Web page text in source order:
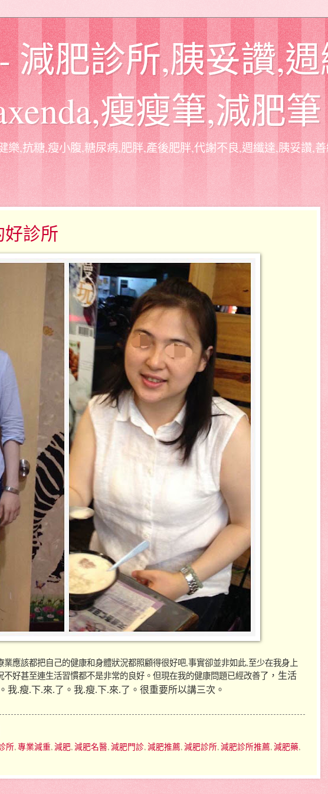
減肥診所,胰妥讚,
瘦瘦筆,減肥筆
樂,抗糖,瘦小腹,糖尿病,肥胖,產後肥胖,代謝不良,週纖達,胰妥讚,
診所
應該都把自己的健康和身體狀況都照顧得很好吧,事實卻並非如此,至少在我身上
好甚至連生活習慣都不是非常的良好 。但現在我的健康問題已經改善了 ，生活
。 我.瘦.下.來.了 。 我.瘦.下.來.了 。很重要所以講三次 。
所, 專業減重, 減肥, 減肥名醫, 減肥門診, 減肥推薦, 減肥診所, 減肥診所推薦, 減肥藥,